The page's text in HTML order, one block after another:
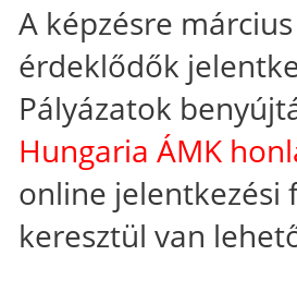
A képzésre
érdeklődők
Pályázatok
Hungaria ÁMK
online jelentkezési
keresztül van